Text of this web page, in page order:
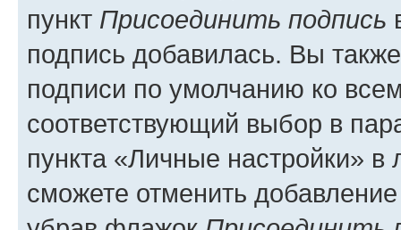
пункт Присоединить подпись
подпись добавилась. Вы
подписи по умолчанию ко
соответствующий выбор в
пункта «Личные настройки»
сможете отменить